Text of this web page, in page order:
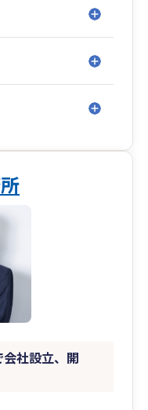
ョン（税金、社
人事業と法人の
方法の最適化）
関評定対策、毎
成など）
会議の実施補
社設立、開